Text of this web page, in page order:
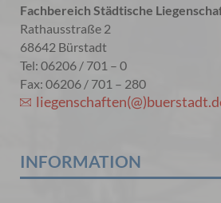
Fachbereich Städtische
Rathausstraße 2
68642 Bürstadt
Tel: 06206 / 701 – 0
Fax: 06206 / 701 – 280
INFORMATION